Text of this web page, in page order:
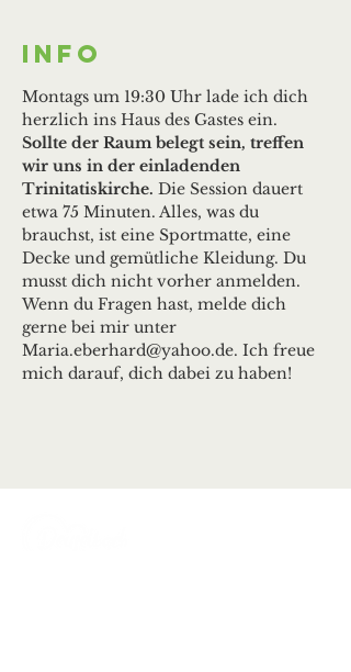
Info
Montags um 19:30 Uhr lade ich dich
herzlich ins Haus des Gastes ein.
Sollte der Raum belegt sein, treffen
wir uns in der einladenden
Trinitatiskirche. Die Session dauert
etwa 75 Minuten. Alles, was du
brauchst, ist eine Sportmatte, eine
Decke und gemütliche Kleidung. Du
musst dich nicht vorher anmelden.
Wenn du Fragen hast, melde dich
gerne bei mir unter
Maria.eberhard@yahoo.de. Ich freue
mich darauf, dich dabei zu haben!